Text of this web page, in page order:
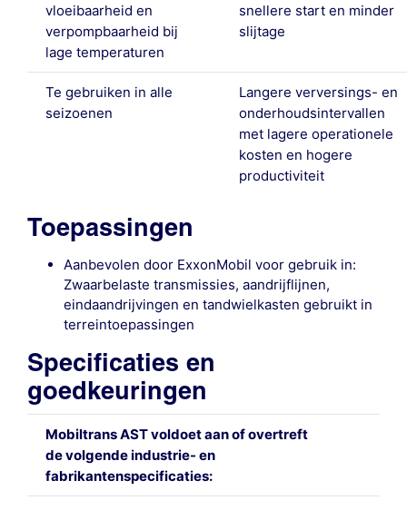
vloeibaarheid en
verpompbaarheid bij
lage temperaturen
snellere start en minder
slijtage
Te gebruiken in alle
seizoenen
Langere verversings- en
onderhoudsintervallen
met lagere operationele
kosten en hogere
productiviteit
Toepassingen
Aanbevolen door ExxonMobil voor gebruik in:
Zwaarbelaste transmissies, aandrijflijnen,
eindaandrijvingen en tandwielkasten gebruikt in
terreintoepassingen
Specificaties en
goedkeuringen
Mobiltrans AST voldoet aan of overtreft
de volgende industrie- en
fabrikantenspecificaties: